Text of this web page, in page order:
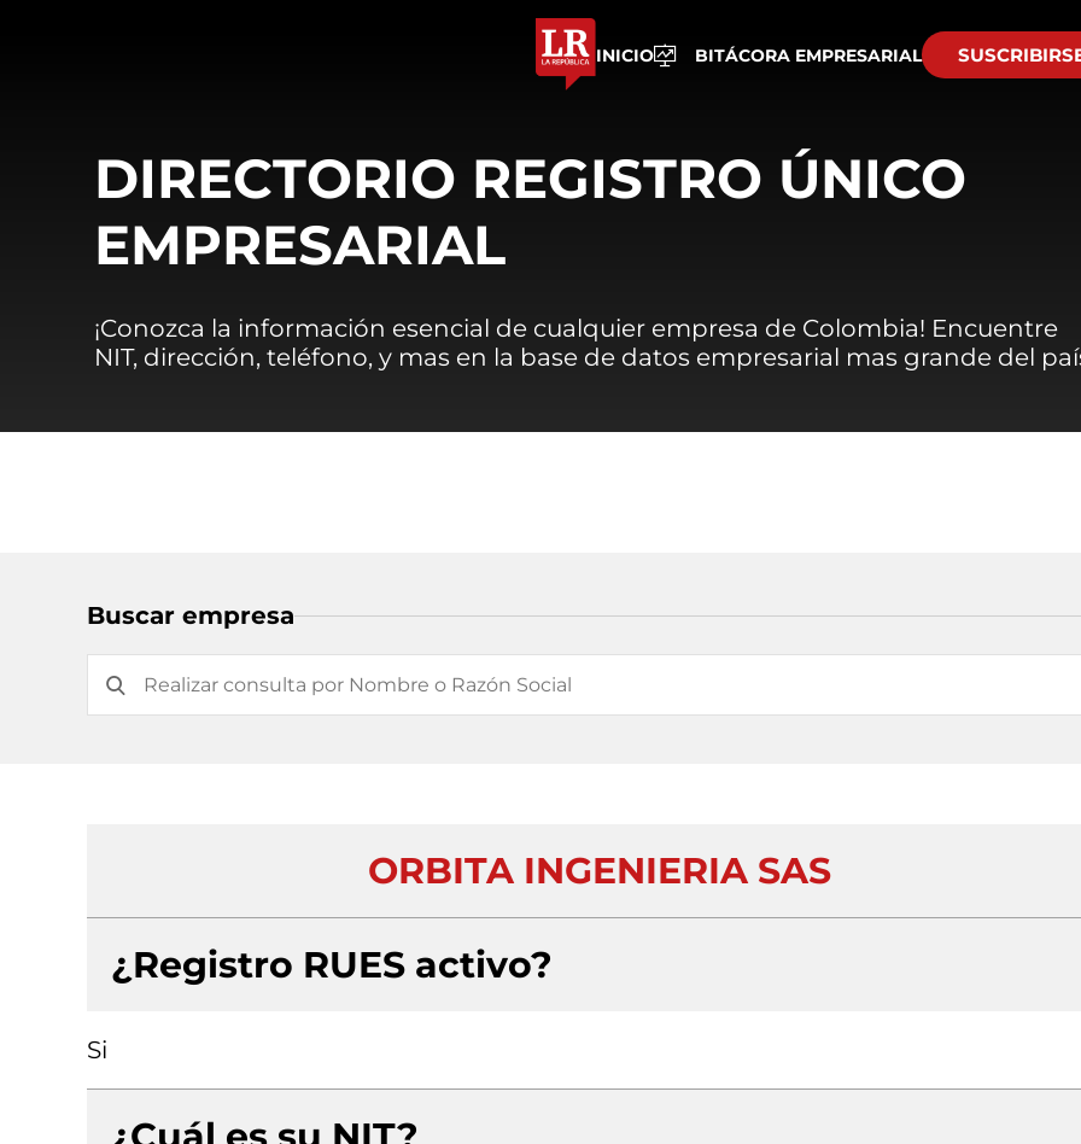
INICIO BITÁCORA EMPRESARIAL
DIRECTORIO REGISTRO ÚNICO
EMPRESARIAL
¡Conozca la información esencial de cualquier empresa de Colombia! Encuentre
NIT, dirección, teléfono, y mas en la base de datos empresarial mas grande del
Buscar empresa
ORBITA INGENIERIA SAS
¿Registro RUES activo?
Si